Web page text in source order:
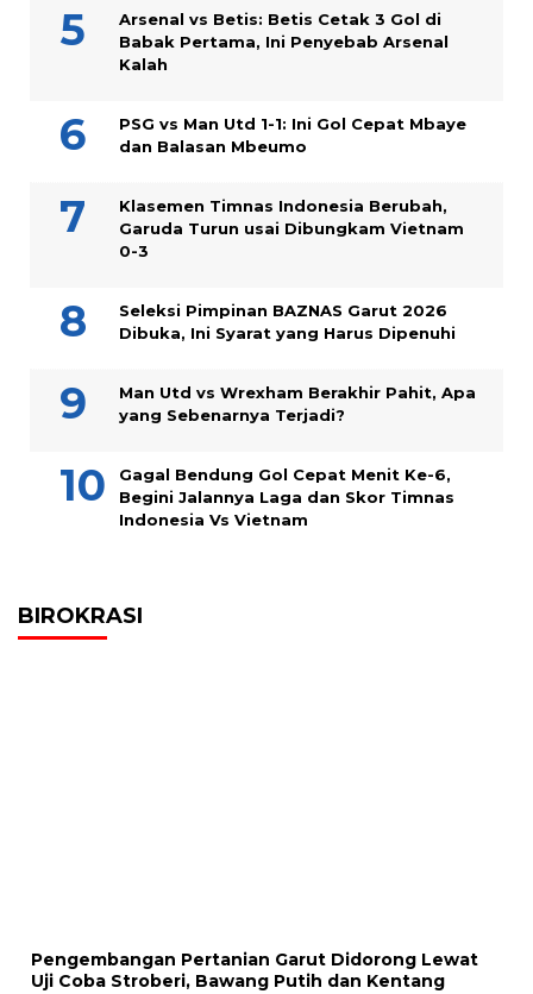
Arsenal vs Betis: Betis Cetak 3 Gol di
Babak Pertama, Ini Penyebab Arsenal
Kalah
PSG vs Man Utd 1-1: Ini Gol Cepat Mbaye
dan Balasan Mbeumo
Klasemen Timnas Indonesia Berubah,
Garuda Turun usai Dibungkam Vietnam
0-3
Seleksi Pimpinan BAZNAS Garut 2026
Dibuka, Ini Syarat yang Harus Dipenuhi
Man Utd vs Wrexham Berakhir Pahit, Apa
yang Sebenarnya Terjadi?
Gagal Bendung Gol Cepat Menit Ke-6,
Begini Jalannya Laga dan Skor Timnas
Indonesia Vs Vietnam
BIROKRASI
Pengembangan Pertanian Garut Didorong Lewat
Uji Coba Stroberi, Bawang Putih dan Kentang